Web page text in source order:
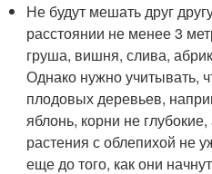
Не будут мешать друг
расстоянии не менее 3
груша, вишня, слива,
Однако нужно учитывать,
плодовых деревьев,
яблонь, корни не
растения с облепихой не
еще до того, как они